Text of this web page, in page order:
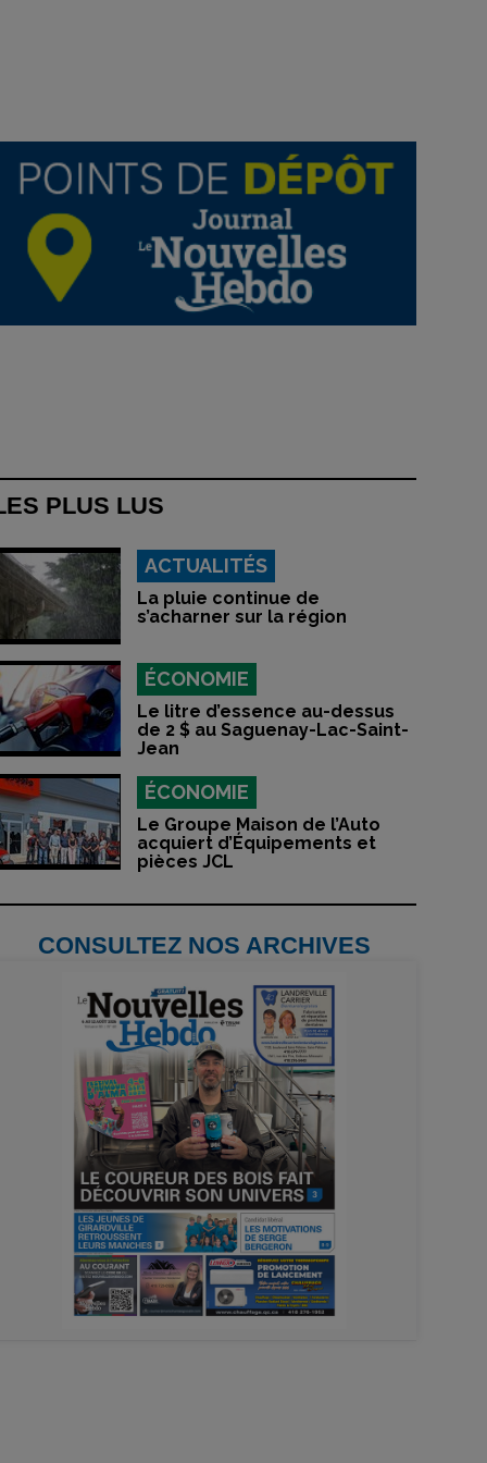
PLUS LUS
ACTUALITÉS
La pluie continue de
s’acharner sur la région
ÉCONOMIE
Le litre d’essence au-dessus
de 2 $ au Saguenay-Lac-Saint-
Jean
ÉCONOMIE
Le Groupe Maison de l’Auto
acquiert d’Équipements et
pièces JCL
CONSULTEZ NOS ARCHIVES